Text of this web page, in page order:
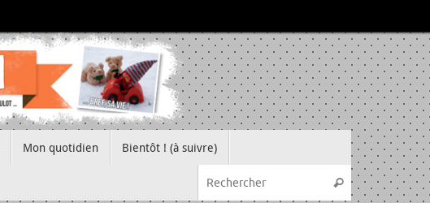
Mon quotidien Bientôt ! (à suivre)
Recherche
Rechercher